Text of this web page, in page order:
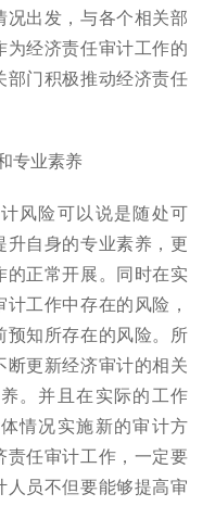
出发，与各个相关部
经济责任审计工作的
门积极推动经济责任
专业素养
风险可以说是随处可
升自身的专业素养，更
正常开展。同时在实
工作中存在的风险，
知所存在的风险。所
更新经济审计的相关
。并且在实际的工作
情况实施新的审计方
任审计工作，一定要
员不但要能够提高审